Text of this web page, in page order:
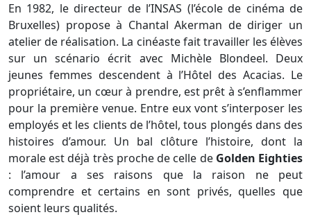
En 1982, le directeur de l’INSAS (l’école de cinéma de
Bruxelles) propose à Chantal Akerman de diriger un
atelier de réalisation. La cinéaste fait travailler les élèves
sur un scénario écrit avec Michèle Blondeel. Deux
jeunes femmes descendent à l’Hôtel des Acacias. Le
propriétaire, un cœur à prendre, est prêt à s’enflammer
pour la première venue. Entre eux vont s’interposer les
employés et les clients de l’hôtel, tous plongés dans des
histoires d’amour. Un bal clôture l’histoire, dont la
morale est déjà très proche de celle de Golden Eighties
: l’amour a ses raisons que la raison ne peut
comprendre et certains en sont privés, quelles que
soient leurs qualités.